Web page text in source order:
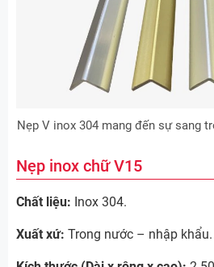
Nẹp V inox 304 mang đến sự sang
Nẹp inox chữ V15
Chất liệu: Inox 304.
Xuất xứ: Trong nước – nhập khẩu.